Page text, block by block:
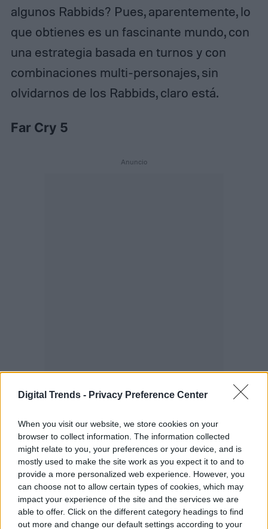
Digital Trends - Privacy Preference Center
When you visit our website, we store cookies on your
browser to collect information. The information collected
might relate to you, your preferences or your device, and is
mostly used to make the site work as you expect it to and to
provide a more personalized web experience. However, you
can choose not to allow certain types of cookies, which may
impact your experience of the site and the services we are
able to offer. Click on the different category headings to find
out more and change our default settings according to your
algunos Rabbids? Pues, aparentemente, lo
que obtienes es un fascinante mundo, con
una estrategia basada en turnos y con
combinaciones multi-personajes, sin
olvidarnos de los Rabbids, claro está.
Far Cry 5